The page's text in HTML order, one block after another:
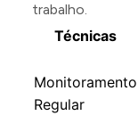
trabalho.
Técnicas
Monitoramento
Regular